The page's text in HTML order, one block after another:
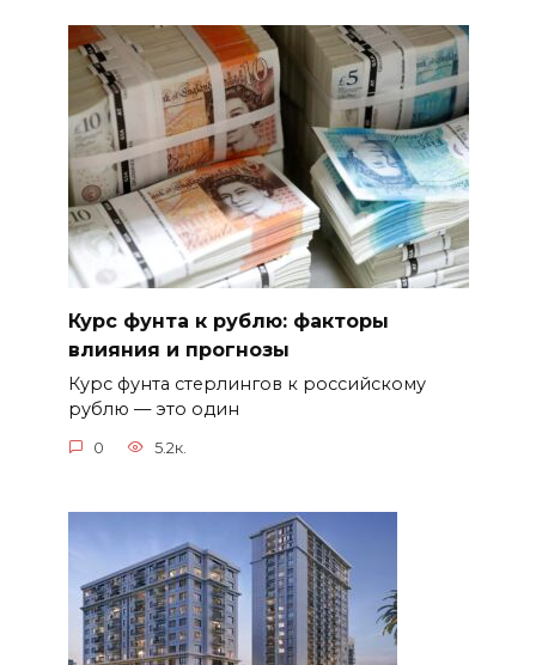
Курс фунта к рублю: факторы
влияния и прогнозы
Курс фунта стерлингов к российскому
рублю — это один
0 5.2к.